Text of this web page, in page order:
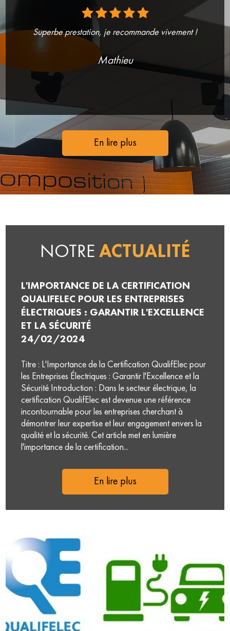
Superbe prestation, je recommande vivement !
Mathieu
En lire plus
NOTRE ACTUALITÉ
L'IMPORTANCE DE LA VÉRIFICATION DE
LA MISE À LA TERRE ÉLECTRIQUE :
GARANTIR LA SÉCURITÉ ET L'EFFICACITÉ
ÉNERGÉTIQUE
24/02/2024
Titre : L'Importance de la Vérification de la Mise à la
Terre Électrique : Garantir la Sécurité et l'Efficacité
Énergétique Introduction : La vérification de la mise à
la terre électrique est une étape cruciale dans la
maintenance d'un système électrique, que ce soit dans
une résidence, une entreprise ou une installation
industrielle. Cet article explore l'importance de cette...
En lire plus
NOTRE ACTUALITÉ
L'IMPORTANCE DE LA CERTIFICATION
QUALIFELEC POUR LES ENTREPRISES
ÉLECTRIQUES : GARANTIR L'EXCELLENCE
ET LA SÉCURITÉ
24/02/2024
Titre : L'Importance de la Certification QualifElec pour
les Entreprises Électriques : Garantir l'Excellence et la
Sécurité Introduction : Dans le secteur électrique, la
certification QualifElec est devenue une référence
incontournable pour les entreprises cherchant à
démontrer leur expertise et leur engagement envers la
qualité et la sécurité. Cet article met en lumière
l'importance de la certification...
En lire plus